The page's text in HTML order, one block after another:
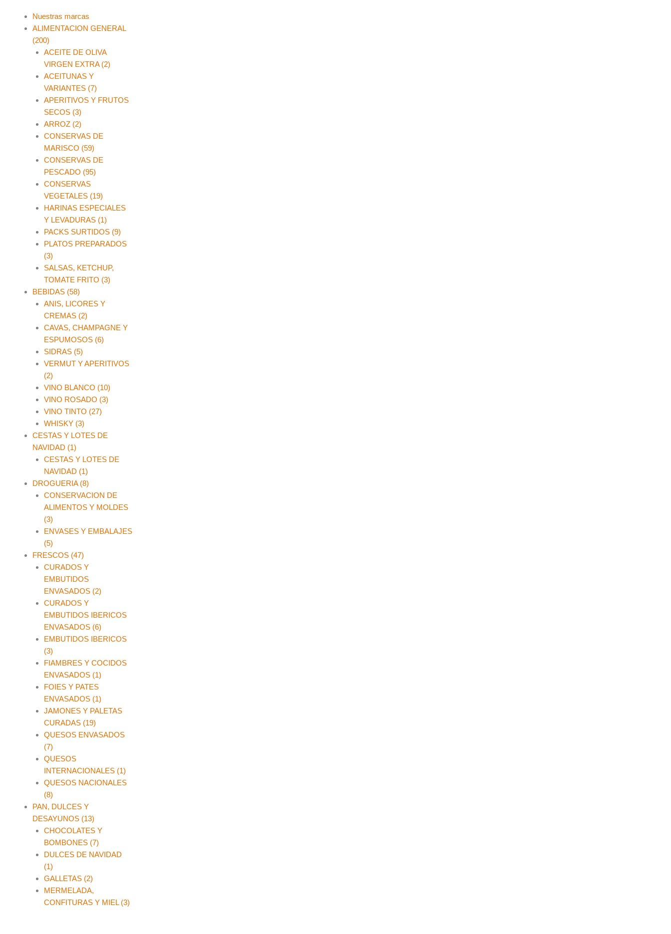
Main
Menu
Nuestras marcas
ALIMENTACION GENERAL
(200)
ACEITE DE OLIVA
VIRGEN EXTRA (2)
ACEITUNAS Y
VARIANTES (7)
APERITIVOS Y FRUTOS
SECOS (3)
ARROZ (2)
CONSERVAS DE
MARISCO (59)
CONSERVAS DE
PESCADO (95)
CONSERVAS
VEGETALES (19)
HARINAS ESPECIALES
Y LEVADURAS (1)
PACKS SURTIDOS (9)
PLATOS PREPARADOS
(3)
SALSAS, KETCHUP,
TOMATE FRITO (3)
BEBIDAS (58)
ANIS, LICORES Y
CREMAS (2)
CAVAS, CHAMPAGNE Y
ESPUMOSOS (6)
SIDRAS (5)
VERMUT Y APERITIVOS
(2)
VINO BLANCO (10)
VINO ROSADO (3)
VINO TINTO (27)
WHISKY (3)
CESTAS Y LOTES DE
NAVIDAD (1)
CESTAS Y LOTES DE
NAVIDAD (1)
DROGUERIA (8)
CONSERVACION DE
ALIMENTOS Y MOLDES
(3)
ENVASES Y EMBALAJES
(5)
FRESCOS (47)
CURADOS Y
EMBUTIDOS
ENVASADOS (2)
CURADOS Y
EMBUTIDOS IBERICOS
ENVASADOS (6)
EMBUTIDOS IBERICOS
(3)
FIAMBRES Y COCIDOS
ENVASADOS (1)
FOIES Y PATES
ENVASADOS (1)
JAMONES Y PALETAS
CURADAS (19)
QUESOS ENVASADOS
(7)
QUESOS
INTERNACIONALES (1)
QUESOS NACIONALES
(8)
PAN, DULCES Y
DESAYUNOS (13)
CHOCOLATES Y
BOMBONES (7)
DULCES DE NAVIDAD
(1)
GALLETAS (2)
MERMELADA,
CONFITURAS Y MIEL (3)